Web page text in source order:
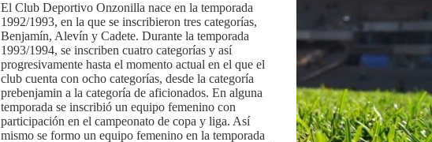
El Club Deportivo Onzonilla nace en la temporada
1992/1993, en la que se inscribieron tres categorías,
Benjamín, Alevín y Cadete. Durante la temporada
1993/1994, se inscriben cuatro categorías y así
progresivamente hasta el momento actual en el que el
club cuenta con ocho categorías, desde la categoría
prebenjamin a la categoría de aficionados. En alguna
temporada se inscribió un equipo femenino con
participación en el campeonato de copa y liga. Así
mismo se formo un equipo femenino en la temporada